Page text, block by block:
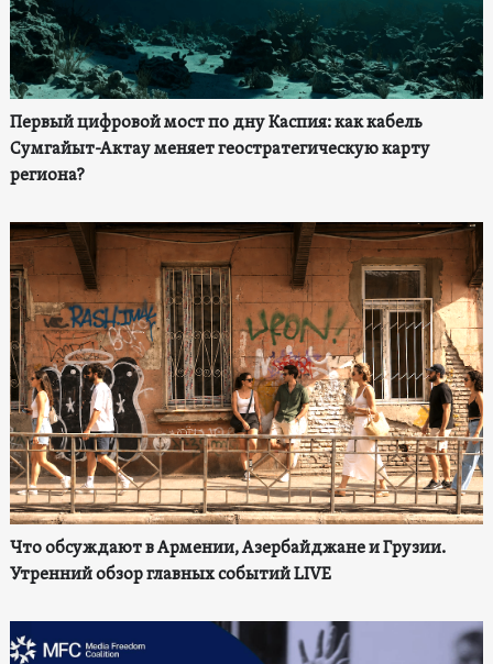
Первый цифровой мост по дну Каспия: как кабель
Сумгайыт-Актау меняет геостратегическую карту
региона?
Что обсуждают в Армении, Азербайджане и Грузии.
Утренний обзор главных событий LIVE